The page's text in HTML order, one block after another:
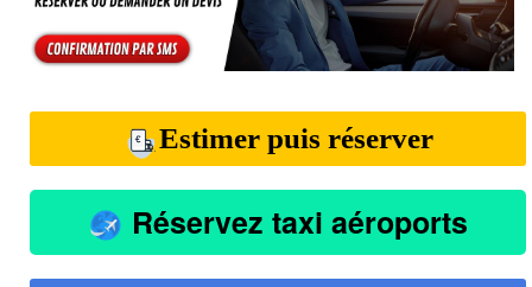
Estimer puis réserver
Réservez taxi aéroports